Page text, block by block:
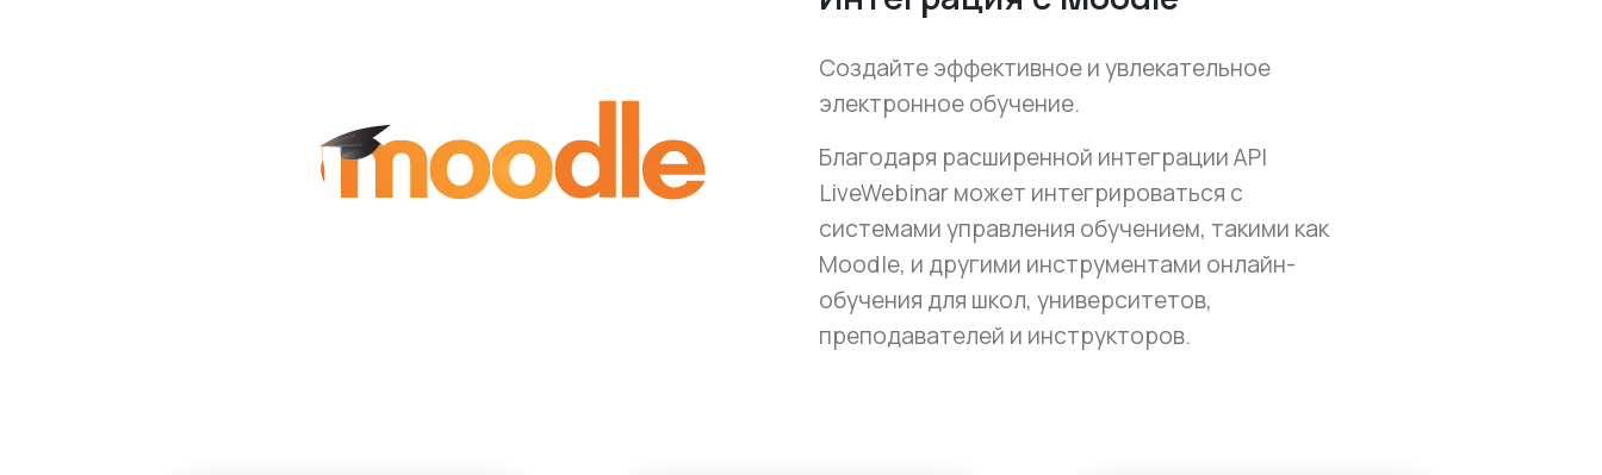
Создайте эффективное и увлекательное
электронное обучение.
Благодаря расширенной интеграции API
LiveWebinar может интегрироваться с
системами управления обучением, такими как
Moodle, и другими инструментами онлайн-
обучения для школ, университетов,
преподавателей и инструкторов.